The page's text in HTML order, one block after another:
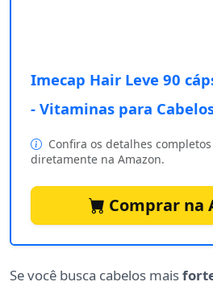
Imecap Hair Leve 90
- Vitaminas para
Confira os detalhes
diretamente na Amazon.
Comprar na
Se você busca cabelos mais